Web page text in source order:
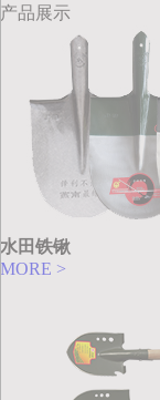
产品展示
水田铁锹
MORE >